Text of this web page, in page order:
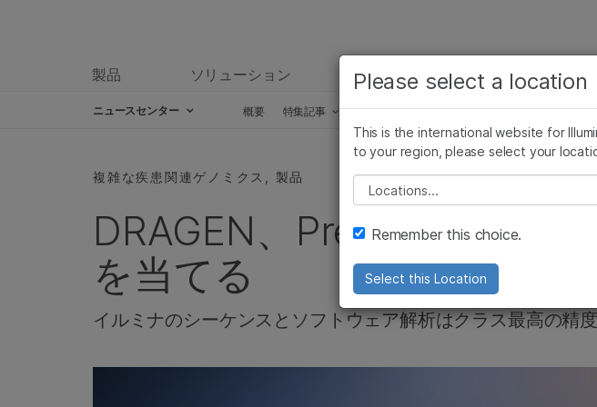
製品 ソリューション ラーニング 企業情報
ニュースセンター 概要 特集記事 プレスリリース イメージ & マルチメディア
複雑な疾患関連ゲノミクス, 製品
DRAGEN、PrecisionFDAの
を当てる
イルミナのシーケンスとソフトウェア解析はクラス最高の精
Please select a location
This is the international website for
to your region, please select your
Please select a location
Remember this choice.
Select this Location
お気に入りの分野を選択
ツへのリンクが表示されま
微生物研究
農学研究
複雑な疾患